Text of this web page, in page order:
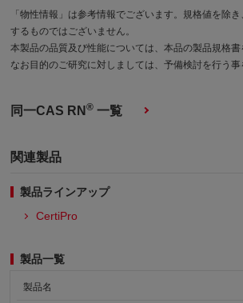
「物性情報」は参考情報でございます。規格値を除
するものではございません。
本製品の品質及び性能については、本品の製品規格書
なお目的のご研究に対しましては、予備検討を行う事
同一CAS RN® 一覧
関連製品
製品ラインアップ
CertiPro
製品一覧
製品名